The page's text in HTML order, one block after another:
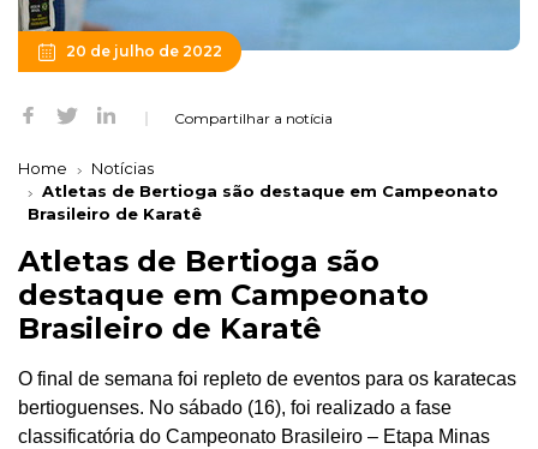
20 de julho de 2022
Compartilhar a notícia
Home
Notícias
Atletas de Bertioga são destaque em Campeonato
Brasileiro de Karatê
Atletas de Bertioga são
destaque em Campeonato
Brasileiro de Karatê
O final de semana foi repleto de eventos para os karatecas
bertioguenses. No sábado (16), foi realizado a fase
classificatória do Campeonato Brasileiro – Etapa Minas